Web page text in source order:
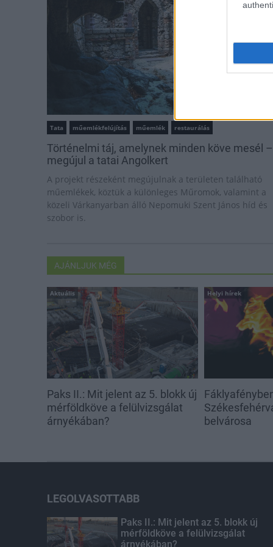
Tata műemlékfelújítás műemlék restaurálás
Történelmi táj, amelynek minden köve mesél –
megújul a tatai Angolkert
A projekt részeként megújulnak a területen található
műemlékek, köztük a különleges Műromok, valamint a
közeli Várkanyarban álló Nepomuki Szent János híd és
szobor is.
AJÁNLJUK MÉG
Aktuális
Paks II.: Mit jelent az 5. blokk új
mérföldköve a felülvizsgálat
árnyékában?
Helyi hírek
belvárosa
LEGOLVASOTTABB
Paks II.: Mit jelent az 5. blokk új
mérföldköve a felülvizsgálat
árnyékában?